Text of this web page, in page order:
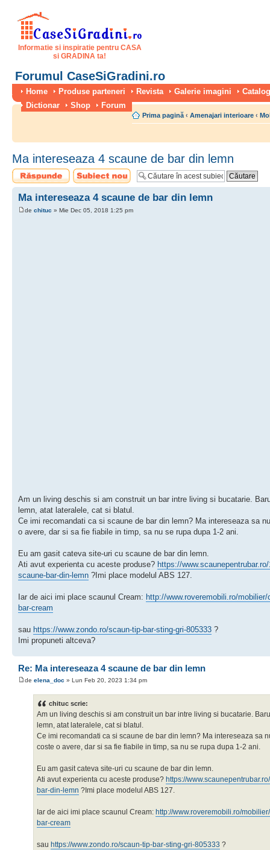
Informatie si inspiratie pentru CASA
si GRADINA ta!
Forumul CaseSiGradini.ro
Home Produse parteneri Revista Galerie imagini
Dictionar
Shop Forum
Prima pagină ‹ Amenajari interioare ‹
Ma intereseaza 4 scaune de bar din lemn
Scrie un răspuns
Scrie un subiect
nou
Ma intereseaza 4 scaune de bar din lemn
de chituc » Mie Dec 05, 2018 1:25 pm
Am un living deschis si am construit un bar intre living si bucatarie.
lemn, atat lateralele, cat si blatul.
Ce imi recomandati ca si scaune de bar din lemn? Ma intereseaza sa
o avere, dar si sa fie fiabile in timp, sa nu se rupa dupa 1-2 ani.
Eu am gasit cateva site-uri cu scaune de bar din lemn.
Ati avut experienta cu aceste produse? https://
scaune-bar-din-lemn ?Imi place modelul ABS 127.
Iar de aici imi place scaunul Cream: http://www.roveremobili.ro/
bar-cream
sau https://www.zondo.ro/scaun-tip-bar-sting-gri-805333 ?
Imi propuneti altceva?
Re: Ma intereseaza 4 scaune de bar din lemn
de elena_doc » Lun Feb 20, 2023 1:34 pm
chituc scrie:
Am un living deschis si am construit un bar intre living si bucatarie.
lemn, atat lateralele, cat si blatul.
Ce imi recomandati ca si scaune de bar din lemn? Ma intereseaza sa
coste o avere, dar si sa fie fiabile in timp, sa nu se rupa dupa 1-2 ani.
Eu am gasit cateva site-uri cu scaune de bar din lemn.
Ati avut experienta cu aceste produse? https://
bar-din-lemn ?Imi place modelul ABS 127.
Iar de aici imi place scaunul Cream: http://www.roveremobili.ro/
bar-cream
sau https://www.zondo.ro/scaun-tip-bar-sting-gri-805333 ?